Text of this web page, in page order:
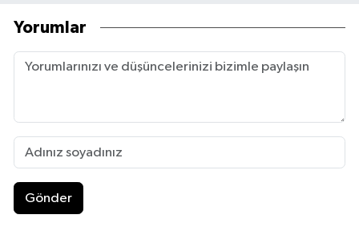
Yorumlar
Gönder